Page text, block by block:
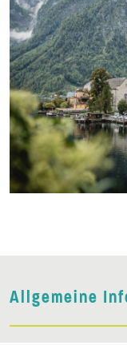
Allgemeine